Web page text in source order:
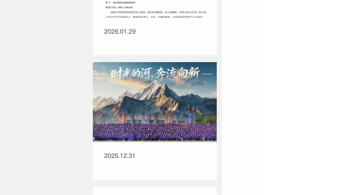
2026.01.29
2025.12.31